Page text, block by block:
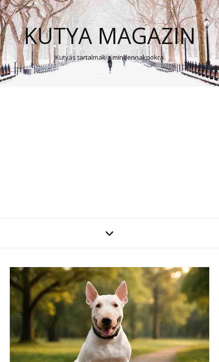
KUTYA MAGAZIN
Kutyás tartalmak a mindennakpokra